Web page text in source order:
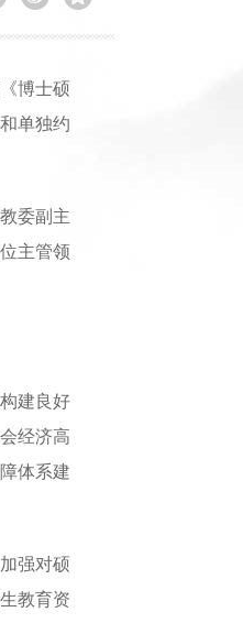
博士硕
单独约
委副主
主管领
建良好
经济高
体系建
强对硕
教育资